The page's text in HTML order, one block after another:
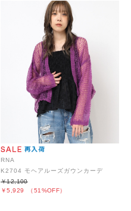
RNA
K2704 モヘアルーズガウンカーデ
￥5,929 （51%OFF）
￥12,100